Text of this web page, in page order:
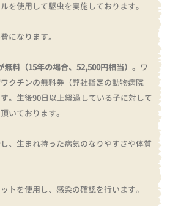
を使用して駆虫を実施しております。
になります。
料（15年の場合、52,500円相当）。 ワ
クチンの無料券（弊社指定の動物病院
。 生後90日以上経過している子に対して
いております。
、生まれ持った病気のなりやすさや体質
トを使用し、感染の確認を行います。